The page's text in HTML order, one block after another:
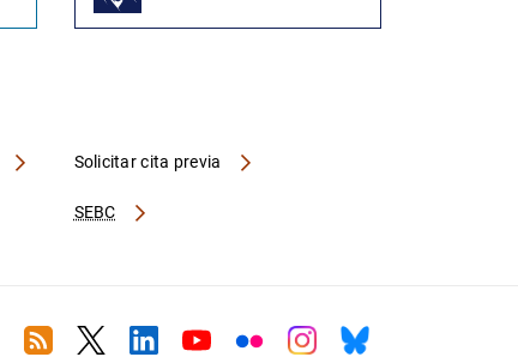
SEBC
Solicitar cita previa
RSS TwitterLinkedin
YoutubeFlickrInstagram
Bluesky